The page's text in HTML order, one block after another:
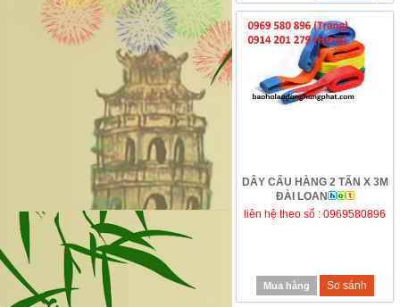
DÂY CẨU HÀNG 2 TẤN X 3M
ĐÀI LOAN
liên hệ theo số : 0969580896
Mua hàng So sánh